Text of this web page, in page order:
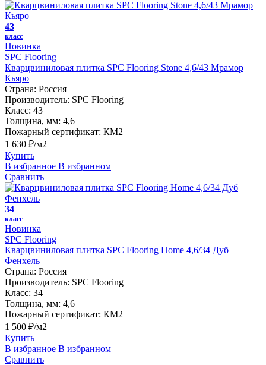
43
класс
Новинка
SPC Flooring
Кварцвиниловая плитка SPC Flooring Stone 4,6/43 Мрамор
Кьяро
Страна: Россия
Производитель: SPC Flooring
Класс: 43
Толщина, мм: 4,6
Пожарный сертификат: КМ2
1 630 ₽/м2
Купить
В избранное В избранном
Сравнить
34
класс
Новинка
SPC Flooring
Кварцвиниловая плитка SPC Flooring Home 4,6/34 Дуб
Фенхель
Страна: Россия
Производитель: SPC Flooring
Класс: 34
Толщина, мм: 4,6
Пожарный сертификат: КМ2
1 500 ₽/м2
Купить
В избранное В избранном
Сравнить